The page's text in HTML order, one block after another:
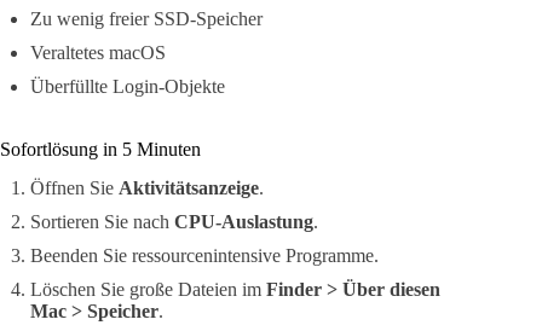
Zu wenig freier SSD-Speicher
Veraltetes macOS
Überfüllte Login-Objekte
Sofortlösung in 5 Minuten
Öffnen Sie Aktivitätsanzeige.
Sortieren Sie nach CPU-Auslastung.
Beenden Sie ressourcenintensive Programme.
Löschen Sie große Dateien im Finder > Über diesen
Mac > Speicher.